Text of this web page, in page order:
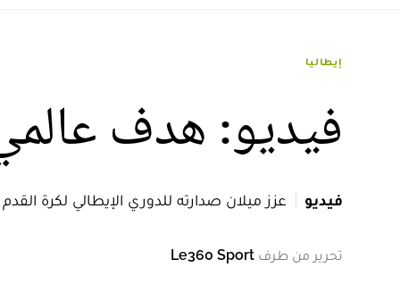
إيطاليا
فيديو: هدف
فيديو عزز ميلان صدارته للدوري الإيطالي لكرة القدم بفوزه على مضيفه أودينيزي 2 / 1 خلال
تحرير من طرف Le360 Sport